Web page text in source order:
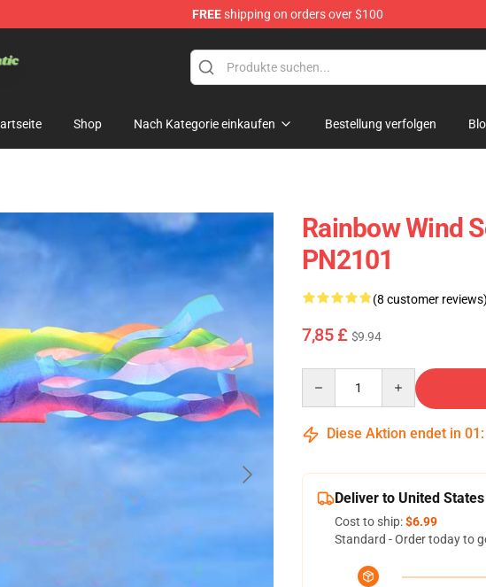
FREEshipping on orders over $100
Flag
Shop Nach Kategorie einkaufen Bestellung verfolgen
Rainbow Wind
PN2101
(8 customer
7,85 £ $9.94
Diese Aktion endet in 01
Deliver to United States
Cost to ship:$6.99
Standard - Order today to